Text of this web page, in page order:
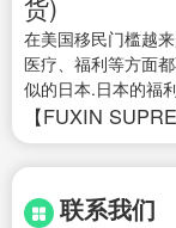
货)
在美国移民门槛越
医疗、福利等方面
似的日本.日本的福
【FUXIN
联系我们